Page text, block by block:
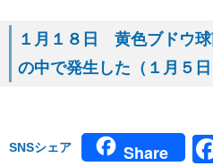
１月１８日 黄色ブドウ球
の中で発生した（１月５
SNSシェア Share